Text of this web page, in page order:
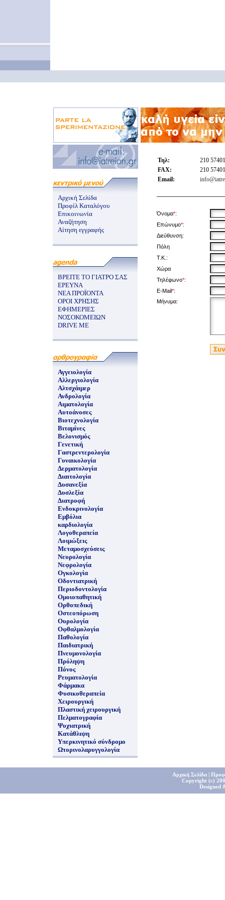
Αρχική Σελίδα
Προφίλ Καταλόγου
Επικοινωνία
Αναζήτηση
Αίτηση εγγραφής
ΒΡΕΙΤΕ ΤΟ ΓΙΑΤΡΟ ΣΑΣ
ΕΡΕΥΝΑ
ΝΕΑ ΠΡΟΪΟΝΤΑ
ΟΡΟΙ ΧΡΗΣΗΣ
ΕΦΗΜΕΡΙΕΣ
ΝΟΣΟΚΟΜΕΙΩΝ
DRIVE ME
Αγγειολογία
Αλλεργιολογία
Αλτσχάιμερ
Ανδρολογία
Αιματολογία
Αυτοάνοσες
Βιοτεχνολογία
Βιταμίνες
Βελονισμός
Γενετική
Γαστρεντερολογία
Γυναικολογία
Δερματολογία
Διαιτολογία
Δυσανεξία
Δυσλεξία
Διατροφή
Ενδοκρινολογία
Εμβόλια
καρδιολογία
Λογοθεραπεία
Λοιμώξεις
Μεταμοσχεύσεις
Νευρολογία
Νεφρολογία
Ογκολογία
Οδοντιατρική
Περιοδοντολογία
Ομοιοπαθητική
Ορθοπεδική
Οστεοπόρωση
Ουρολογία
Οφθαλμολογία
Παθολογία
Παιδιατρική
Πνευμονολογία
Πρόληψη
Πόνος
Ρευματολογία
Φάρμακα
Φυσικοθεραπεία
Χειρουργική
Πλαστική χειρουργική
Πελματογραφία
Ψυχιατρική
Κατάθλιψη
Υπερκινητικό σύνδρομο
Ωτορινολαρυγγολογία
Τηλ:
210
FAX:
210
Email:
Όνομα*:
Επώνυμο*:
Διεύθυνση:
Πόλη
Τ.Κ.:
Χώρα
Τηλέφωνο*:
E-Mail*:
Μήνυμα:
Αρχική Σελίδα|
Copyright (c)
Designed